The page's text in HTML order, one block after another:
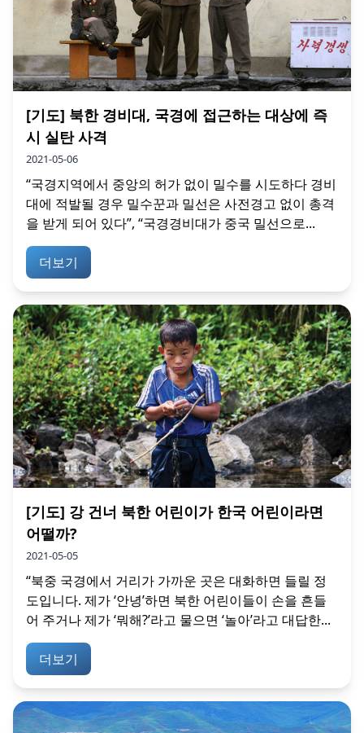
[기도] 북한 경비대, 국경에 접근하는 대상에 즉
시 실탄 사격
2021-05-06
“국경지역에서 중앙의 허가 없이 밀수를 시도하다 경비
대에 적발될 경우 밀수꾼과 밀선은 사전경고 없이 총격
을 받게 되어 있다”, “국경경비대가 중국 밀선으로...
더보기
[기도] 강 건너 북한 어린이가 한국 어린이라면
어떨까?
2021-05-05
“북중 국경에서 거리가 가까운 곳은 대화하면 들릴 정
도입니다. 제가 ‘안녕’하면 북한 어린이들이 손을 흔들
어 주거나 제가 ‘뭐해?’라고 물으면 ‘놀아’라고 대답한...
더보기